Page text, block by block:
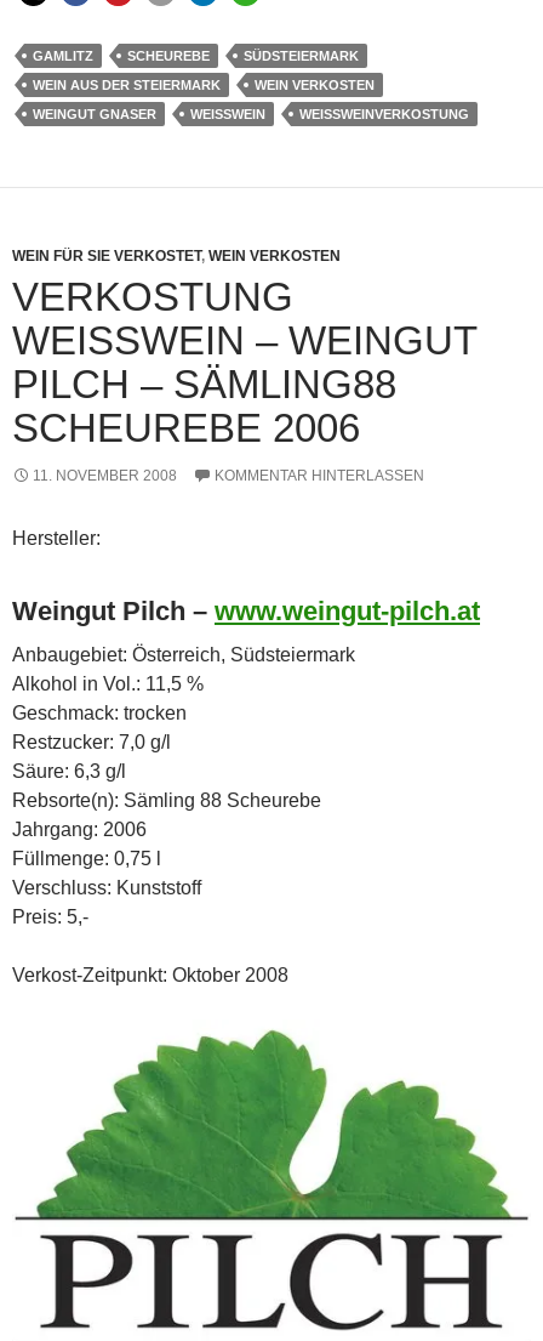
GAMLITZ SCHEUREBE
SÜDSTEIERMARK
WEIN AUS DER STEIERMARK
WEIN VERKOSTEN
WEINGUT GNASER
WEISSWEIN WEISSWEINVERKOSTUNG
WEIN FÜR SIE VERKOSTET, WEIN VERKOSTEN
VERKOSTUNG
WEISSWEIN – WEINGUT P
ILCH – SÄMLING88 S
CHEUREBE 2006
11. NOVEMBER 2008 KOMMENTAR HINTERLASSEN
Hersteller:
Weingut Pilch – www.weingut-pilch.at
Anbaugebiet: Österreich, Südsteiermark
Alkohol in Vol.: 11,5 %
Geschmack: trocken
Restzucker: 7,0 g/l
Säure: 6,3 g/l
Rebsorte(n): Sämling 88 Scheurebe
Jahrgang: 2006
Füllmenge: 0,75 l
Verschluss: Kunststoff
Preis: 5,-
Verkost-Zeitpunkt: Oktober 2008